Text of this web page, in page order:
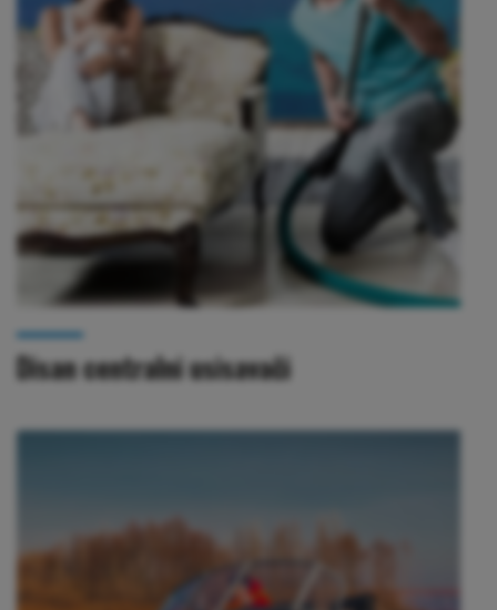
Disan centralni usisavači